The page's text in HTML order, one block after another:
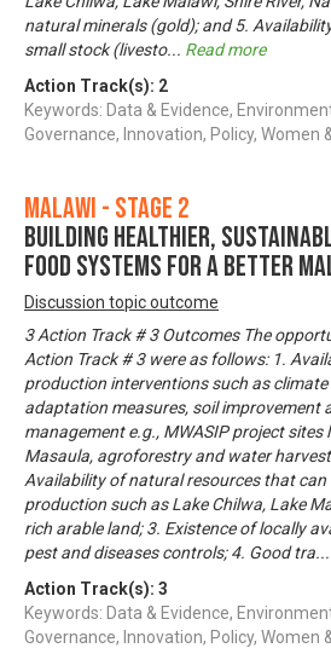
natural minerals (gold); and 5.
small stock (livesto... Read more
Action Track(s): 2
Keywords: Data & Evidence,
Governance, Innovation, Policy,
Malawi - Stage 2
Building Healthier,
Food Systems for a Better
Discussion topic outcome
3 Action Track # 3 Outcomes The
Action Track # 3 were as follows: 1.
production interventions such as
adaptation measures, soil improvement
management e.g., MWASIP project sites
Masaula, agroforestry and water
Availability of natural resources that
production such as Lake Chilwa, Lake
rich arable land; 3. Existence of locally
pest and diseases controls; 4. Good tra...
Action Track(s): 3
Keywords: Data & Evidence,
Governance, Innovation, Policy,